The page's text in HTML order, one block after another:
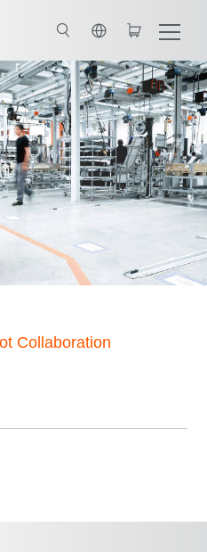
Collaboration